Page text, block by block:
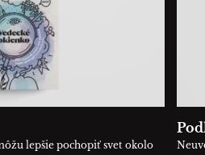
lepšie pochopiť svet okolo